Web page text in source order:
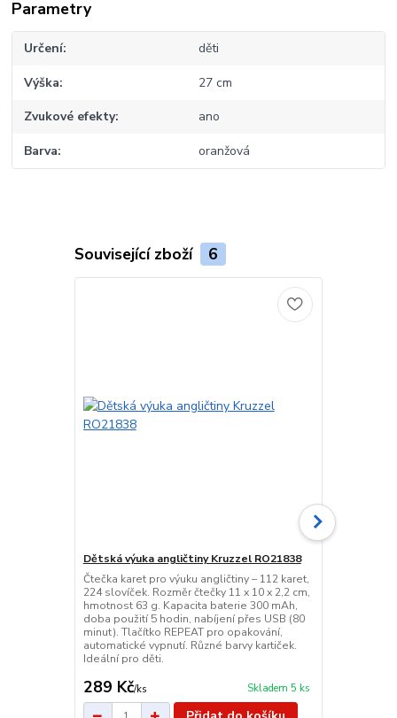
Parametry
Určení děti
Výška 27 cm
Zvukové efekty ano
Barva oranžová
Související zboží 6
Dětská výuka angličtiny Kruzzel RO21838
Čtečka karet pro výuku angličtiny – 112 karet,
224 slovíček. Rozměr čtečky 11 x 10 x 2,2 cm,
hmotnost 63 g. Kapacita baterie 300 mAh,
doba použití 5 hodin, nabíjení přes USB (80
minut). Tlačítko REPEAT pro opakování,
automatické vypnutí. Různé barvy kartiček.
Ideální pro děti.
289 Kč/ks Skladem 5 ks